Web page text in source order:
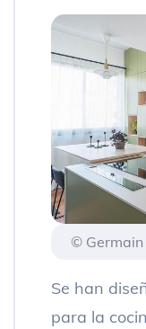
©
Se han
para la